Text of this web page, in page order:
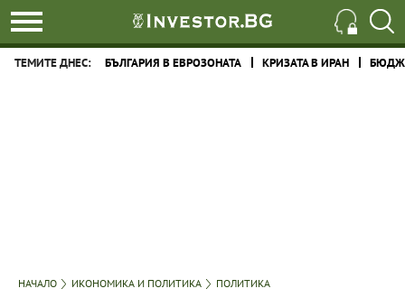
ТЕМИТЕ ДНЕС: БЪЛГАРИЯ В ЕВРОЗОНАТА КРИЗАТА В ИРАН
НАЧАЛО ИКОНОМИКА И ПОЛИТИКА ПОЛИТИКА